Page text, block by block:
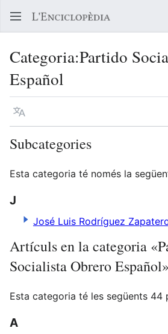
Categoria:Partido
Español
Llegir en un atre idioma
Subcategories
Esta categoria té només la
J
José Luis Rodríguez
Artículs en la categoria
Socialista Obrero Español»
Esta categoria té les següents 44
A